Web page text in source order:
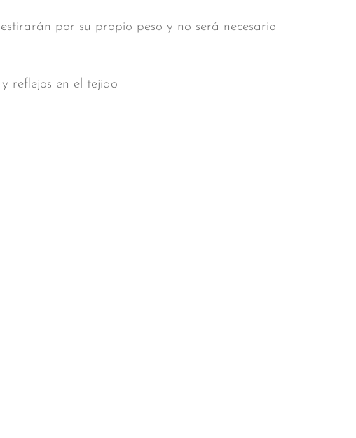
por su propio peso y no será necesario
reflejos en el tejido